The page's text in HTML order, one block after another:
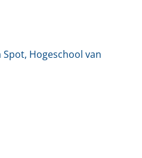
Hogeschool van